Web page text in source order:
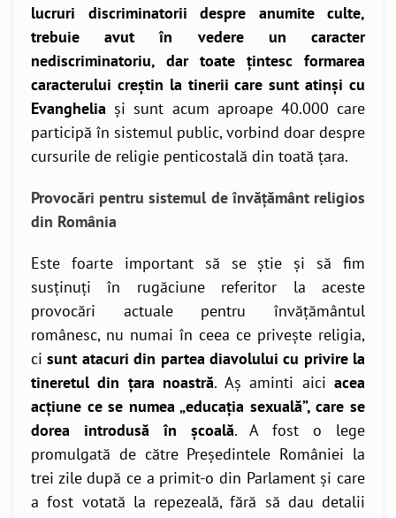
lucruri discriminatorii despre anumite culte,
trebuie avut în vedere un caracter
nediscriminatoriu, dar toate țintesc formarea
caracterului creștin la tinerii care sunt atinși cu
Evanghelia și sunt acum aproape 40.000 care
participă în sistemul public, vorbind doar despre
cursurile de religie penticostală din toată țara.
Provocări pentru sistemul de învățământ religios
din România
Este foarte important să se știe și să fim
susținuți în rugăciune referitor la aceste
provocări actuale pentru învățământul
românesc, nu numai în ceea ce privește religia,
cisunt atacuri din partea diavolului cu privire la
tineretul din țara noastră. Aș aminti aiciacea
acțiune ce se numea „educația sexuală”, care se
dorea introdusă în școală. A fost o lege
promulgată de către Președintele României la
trei zile după ce a primit-o din Parlament și care
a fost votată la repezeală, fără să dau detalii